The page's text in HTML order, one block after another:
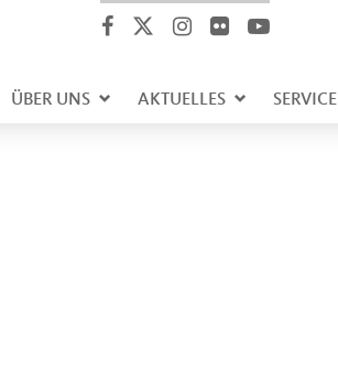
ÜBER UNS AKTUELLES SERVICE